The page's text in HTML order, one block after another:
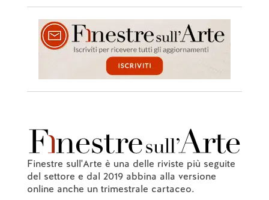
Finestre sull'Arte è una delle riviste più seguite
del settore e dal 2019 abbina alla versione
online anche un trimestrale cartaceo.